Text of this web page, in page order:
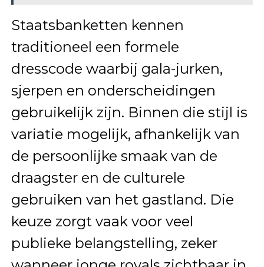
Staatsbanketten kennen
traditioneel een formele
dresscode waarbij gala-jurken,
sjerpen en onderscheidingen
gebruikelijk zijn. Binnen die stijl is
variatie mogelijk, afhankelijk van
de persoonlijke smaak van de
draagster en de culturele
gebruiken van het gastland. Die
keuze zorgt vaak voor veel
publieke belangstelling, zeker